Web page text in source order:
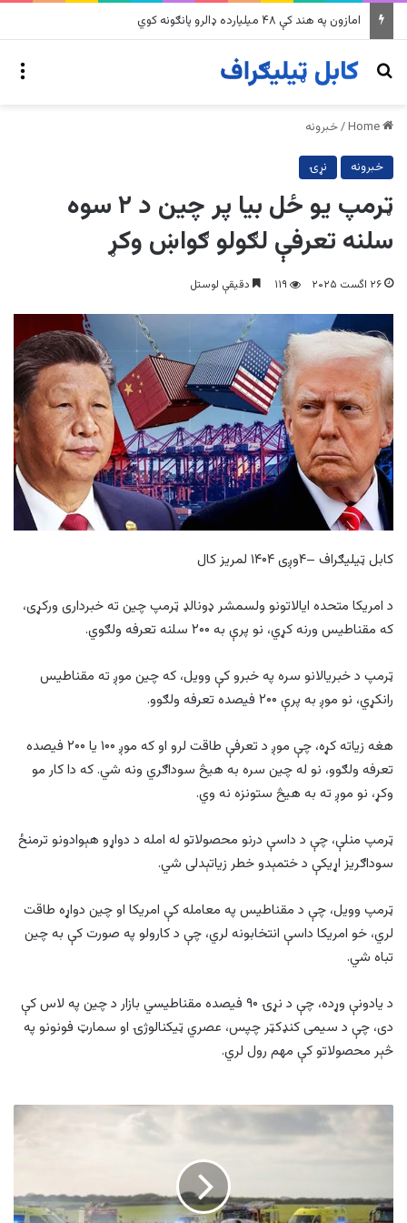
په وینزویلا کې زورورو زلزلو پراخ زیانونه اړولي
Search for
/خبرونه
خبرونه نړۍ
ټرمپ یو ځل بیا پر چین د ۲ سوه
سلنه تعرفې لګولو ګواښ وکړ
۲۶ اگست ۲۰۲۵ ۱۱۹ دقیقې لوستل
کابل ټیلیګراف –۴وږی ۱۴۰۴ لمریز کال
د امریکا متحده ایالاتونو ولسمشر ډونالډ ټرمپ چین ته خبرداری ورکړی،
که مقناطیس ورنه کړي، نو پرې به ۲۰۰ سلنه تعرفه ولګوي.
ټرمپ د خبریالانو سره په خبرو کې وویل، که چین موږ ته مقناطیس
رانکړي، نو موږ به پرې ۲۰۰ فیصده تعرفه ولګوو.
هغه زیاته کړه، چې موږ د تعرفې طاقت لرو او که موږ ۱۰۰ یا ۲۰۰ فیصده
تعرفه ولګوو، نو له چین سره به هیڅ سوداګري ونه شي. که دا کار مو
وکړ، نو موږ ته به هیڅ ستونزه نه وي.
ټرمپ منلې، چې د داسې درنو محصولاتو له امله د دواړو هېوادونو ترمنځ
سوداګریز اړیکې د ختمېدو خطر زیاتېدلی شي.
ټرمپ وویل، چې د مقناطیس په معامله کې امریکا او چین دواړه طاقت
لري، خو امریکا داسې انتخابونه لري، چې د کارولو په صورت کې به چین
تباه شي.
د یادونې وړده، چې د نړۍ ۹۰ فیصده مقناطیسي بازار د چین په لاس کې
دی، چې د سیمی کنډکټر چپس، عصري ټیکنالوژۍ او سمارټ فونونو په
څېر محصولاتو کې مهم رول لري.
برتانیا
د